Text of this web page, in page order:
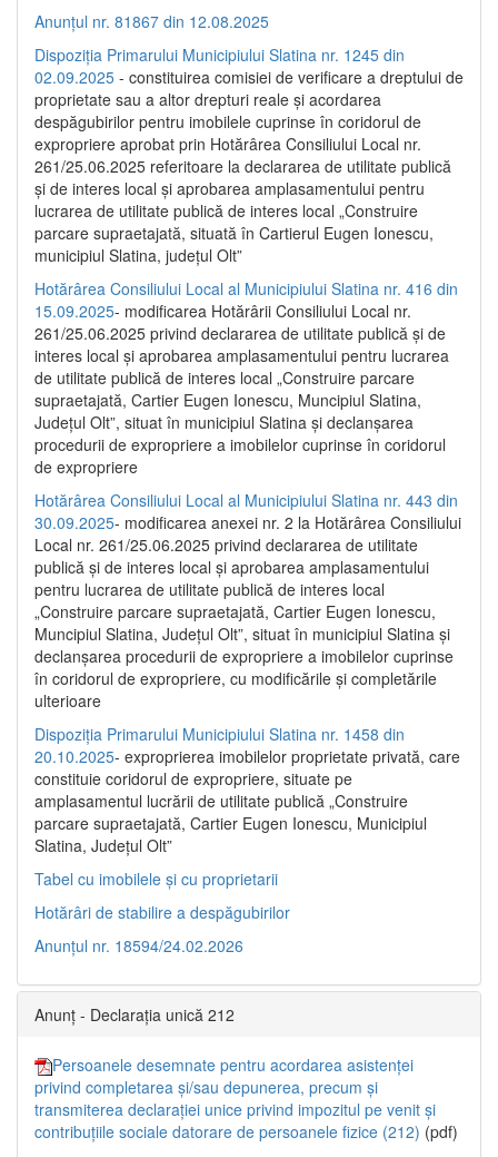
Anunțul nr. 81867 din 12.08.2025
Dispoziția Primarului Municipiului Slatina nr. 1245 din
02.09.2025 - constituirea comisiei de verificare a dreptului de
proprietate sau a altor drepturi reale și acordarea
despăgubirilor pentru imobilele cuprinse în coridorul de
expropriere aprobat prin Hotărârea Consiliului Local nr.
261/25.06.2025 referitoare la declararea de utilitate publică
și de interes local și aprobarea amplasamentului pentru
lucrarea de utilitate publică de interes local „Construire
parcare supraetajată, situată în Cartierul Eugen Ionescu,
municipiul Slatina, județul Olt”
Hotărârea Consiliului Local al Municipiului Slatina nr. 416 din
15.09.2025- modificarea Hotărârii Consiliului Local nr.
261/25.06.2025 privind declararea de utilitate publică și de
interes local și aprobarea amplasamentului pentru lucrarea
de utilitate publică de interes local „Construire parcare
supraetajată, Cartier Eugen Ionescu, Muncipiul Slatina,
Județul Olt”, situat în municipiul Slatina și declanșarea
procedurii de expropriere a imobilelor cuprinse în coridorul
de expropriere
Hotărârea Consiliului Local al Municipiului Slatina nr. 443 din
30.09.2025- modificarea anexei nr. 2 la Hotărârea Consiliului
Local nr. 261/25.06.2025 privind declararea de utilitate
publică şi de interes local şi aprobarea amplasamentului
pentru lucrarea de utilitate publică de interes local
„Construire parcare supraetajată, Cartier Eugen Ionescu,
Muncipiul Slatina, Judeţul Olt”, situat în municipiul Slatina şi
declanşarea procedurii de expropriere a imobilelor cuprinse
în coridorul de expropriere, cu modificările şi completările
ulterioare
Dispoziția Primarului Municipiului Slatina nr. 1458 din
20.10.2025- exproprierea imobilelor proprietate privată, care
constituie coridorul de expropriere, situate pe
amplasamentul lucrării de utilitate publică „Construire
parcare supraetajată, Cartier Eugen Ionescu, Municipiul
Slatina, Județul Olt”
Tabel cu imobilele și cu proprietarii
Hotărâri de stabilire a despăgubirilor
Anunțul nr. 18594/24.02.2026
Anunț - Declarația unică 212
Persoanele desemnate pentru acordarea asistenței
privind completarea și/sau depunerea, precum și
transmiterea declarației unice privind impozitul pe venit și
contribuțiile sociale datorare de persoanele fizice (212) (pdf)